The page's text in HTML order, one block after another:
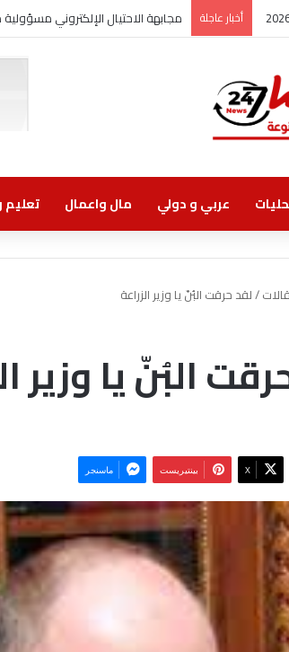
أخبار عاجلة مجابهة الاحتيال الإلكتروني
عربي و دولي مال واعمال
/لقد حرقت البُنّ يا وزير الزراعة
البُنّ يا وزير
‫X بينتيريست ماسنجر